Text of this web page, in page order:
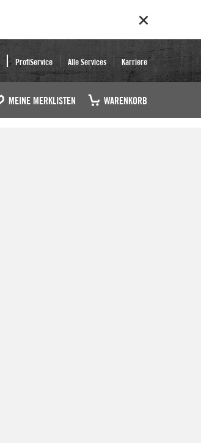
ProfiService Alle Services Karriere
MEINE MERKLISTEN WARENKORB